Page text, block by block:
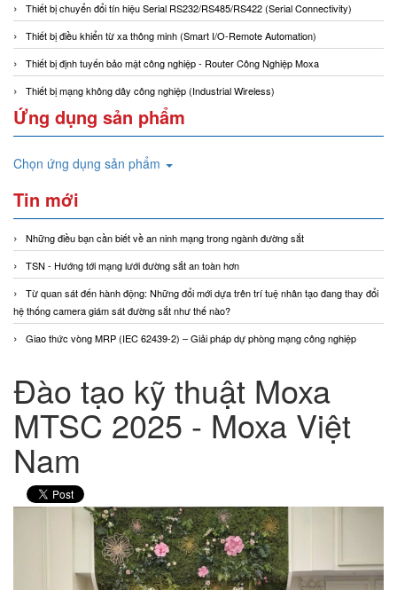
Thiết bị chuyển đổi tín hiệu Serial RS232/RS485/RS422 (Serial Connectivity)
Thiết bị điều khiển từ xa thông minh (Smart I/O-Remote Automation)
Thiết bị định tuyến bảo mật công nghiệp - Router Công Nghiệp Moxa
Thiết bị mạng không dây công nghiệp (Industrial Wireless)
Ứng dụng sản phẩm
Chọn ứng dụng sản phẩm
Tin mới
Những điều bạn cần biết về an ninh mạng trong ngành đường sắt
TSN - Hướng tới mạng lưới đường sắt an toàn hơn
Từ quan sát đến hành động: Những đổi mới dựa trên trí tuệ nhân tạo đang thay đổi
hệ thống camera giám sát đường sắt như thế nào?
Giao thức vòng MRP (IEC 62439-2) – Giải pháp dự phòng mạng công nghiệp
Đào tạo kỹ thuật Moxa
MTSC 2025 - Moxa Việt
Nam